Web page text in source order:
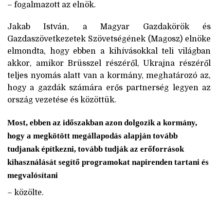
– fogalmazott az elnök.
Jakab István, a Magyar Gazdakörök és
Gazdaszövetkezetek Szövetségének (Magosz) elnöke
elmondta, hogy ebben a kihívásokkal teli világban
akkor, amikor Brüsszel részéről, Ukrajna részéről
teljes nyomás alatt van a kormány, meghatározó az,
hogy a gazdák számára erős partnerség legyen az
ország vezetése és közöttük.
Most, ebben az időszakban azon dolgozik a kormány,
hogy a megkötött megállapodás alapján tovább
tudjanak építkezni, tovább tudják az erőforrások
kihasználását segítő programokat napirenden tartani és
megvalósítani
– közölte.